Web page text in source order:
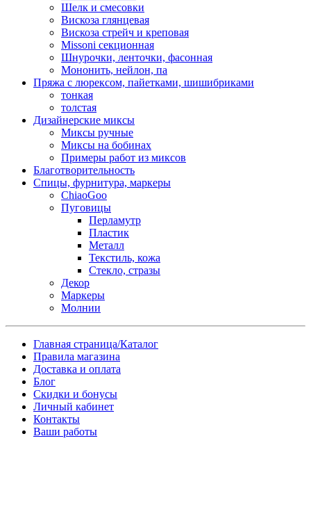
Шелк и смесовки
Вискоза глянцевая
Вискоза стрейч и креповая
Missoni секционная
Шнурочки, ленточки, фасонная
Мононить, нейлон, па
Пряжа с люрексом, пайетками, шишибриками
тонкая
толстая
Дизайнерские миксы
Миксы ручные
Миксы на бобинах
Примеры работ из миксов
Благотворительность
Спицы, фурнитура, маркеры
ChiaoGoo
Пуговицы
Перламутр
Пластик
Металл
Текстиль, кожа
Стекло, стразы
Декор
Маркеры
Молнии
Главная страница/Каталог
Правила магазина
Доставка и оплата
Блог
Скидки и бонусы
Личный кабинет
Контакты
Ваши работы